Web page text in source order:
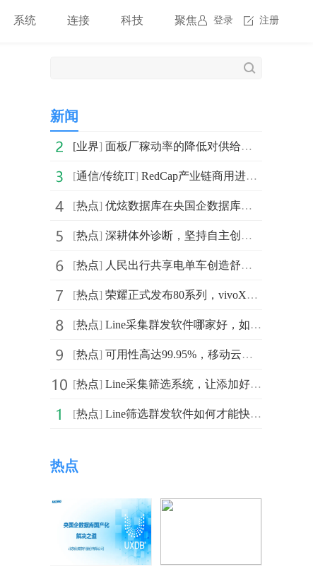
登录 注册
系统 连接 科技 聚焦
新闻
[业界] 面板厂稼动率的降低对供给端的影响效果显著 三季度全球L
[通信/传统IT] RedCap产业链商用进展得到披露 三大运营商在RedCap方面
[热点] 优炫数据库在央国企数据库国产化的解决之道
[热点] 深耕体外诊断，坚持自主创新，菲鹏生物愈发生机强劲！
[热点] 人民出行共享电单车创造舒适骑行体验，推广绿色出行方式
[热点] 荣耀正式发布80系列，vivoX90要“急”了？
[热点] Line采集群发软件哪家好，如何选择呢
[热点] 可用性高达99.95%，移动云云主机助力企业信息化运营
[热点] Line采集筛选系统，让添加好友变得更加轻松
[热点] Line筛选群发软件如何才能快速的完成？
热点